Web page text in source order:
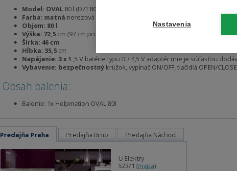
Model: OVAL 80 l (DZT80-4)
Farba: matná nerezová oceľ / čierna
Objem: 80 l
Výška: 72,5 cm (97 cm pri otvorenom veku)
Šírka: 46 cm
Hĺbka: 35,5 cm
Napájanie: 3 x 1 ,5 V batérie typu D / 4,5 V adaptér (nie je súčasťou
Vybavenie: bezpečnostný krúžok, vypínač ON/OFF, tlačidlá OPEN/
Obsah balenia:
Balenie: 1x Helpmation OVAL 80l
Predajňa Praha Predajňa Brno Predajňa Náchod
U Elektry
523/1 (mapa)
Nastavenia